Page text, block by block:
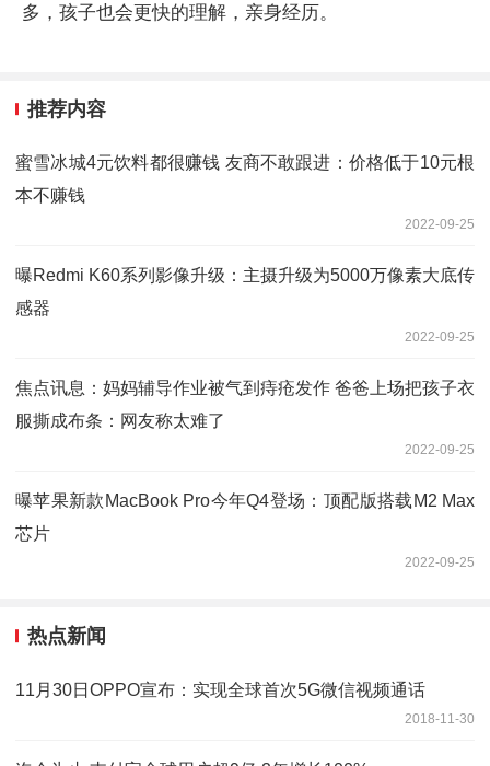
多，孩子也会更快的理解，亲身经历。
推荐内容
蜜雪冰城4元饮料都很赚钱 友商不敢跟进：价格低于10元根
本不赚钱
2022-09-25
曝Redmi K60系列影像升级：主摄升级为5000万像素大底传
感器
2022-09-25
焦点讯息：妈妈辅导作业被气到痔疮发作 爸爸上场把孩子衣
服撕成布条：网友称太难了
2022-09-25
曝苹果新款MacBook Pro今年Q4登场：顶配版搭载M2 Max
芯片
2022-09-25
热点新闻
11月30日OPPO宣布：实现全球首次5G微信视频通话
2018-11-30